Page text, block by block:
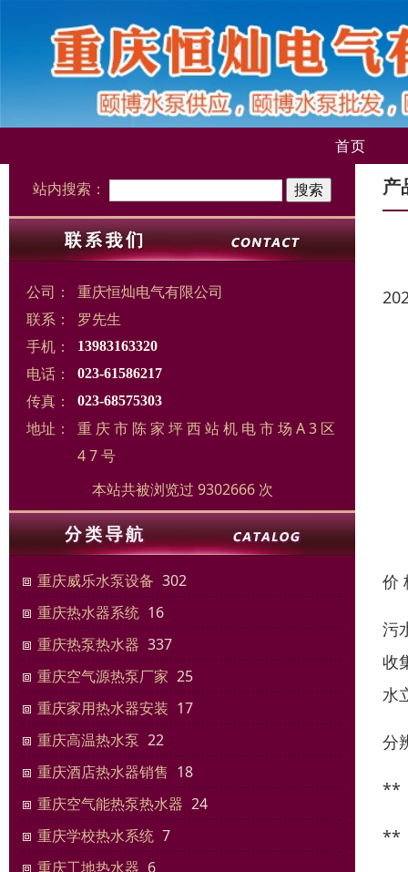
首页
站内搜索：
公司：
重庆恒灿电气有限公司
联系：
罗先生
手机：
13983163320
电话： 023-61586217
传真： 023-68575303
地址：
重 庆 市 陈 家 坪 西 站 机 电 市 场 A 3 区
4 7 号
本站共被浏览过 9302666 次
重庆威乐水泵设备 302
重庆热水器系统 16
重庆热泵热水器 337
重庆空气源热泵厂家 25
重庆家用热水器安装 17
重庆高温热水泵 22
重庆酒店热水器销售 18
重庆空气能热泵热水器 24
重庆学校热水系统 7
重庆工地热水器 6
产
价
污
收
水
分
**
**